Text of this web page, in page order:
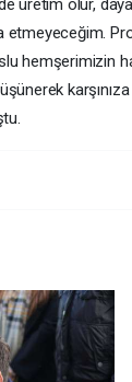
üretim olur,
etmeyeceğim.
hemşerimizin